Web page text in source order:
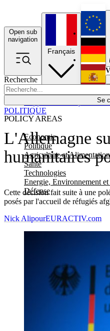
Open sub
navigation
Recherche
Se
POLICY AREAS
Economie
Politique
Agriculture et Alimentation
Santé
Technologies
Energie, Environnement
Défense
Français
L'Allemagne
humanitaires
Cette décision fait suite à une
posés par l'accueil de réfugiés
POLITIQUE
Nick AlipourEURACTIV.com